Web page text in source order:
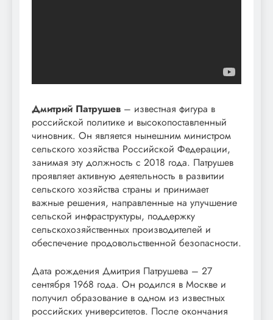
Дмитрий Патрушев – известная фигура в
российской политике и высокопоставленный
чиновник. Он является нынешним министром
сельского хозяйства Российской Федерации,
занимая эту должность с 2018 года. Патрушев
проявляет активную деятельность в развитии
сельского хозяйства страны и принимает
важные решения, направленные на улучшение
сельской инфраструктуры, поддержку
сельскохозяйственных производителей и
обеспечение продовольственной безопасности.
Дата рождения Дмитрия Патрушева – 27
сентября 1968 года. Он родился в Москве и
получил образование в одном из известных
российских университетов. После окончания